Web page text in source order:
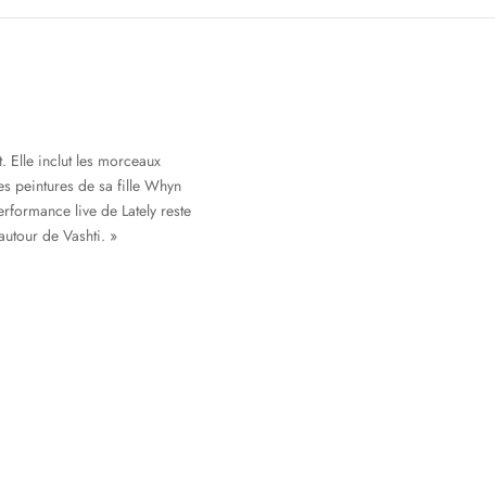
Elle inclut les morceaux
peintures de sa fille Whyn
live de Lately reste
de Vashti. »